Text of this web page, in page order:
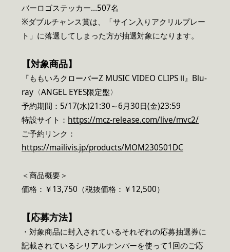
バーロゴステッカー…507名
※ダブルチャンス賞は、「サイン入りアクリルプレー
ト」に落選してしまった方が抽選対象になります。
【対象商品】
『ももいろクローバーZ MUSIC VIDEO CLIPS Ⅱ』Blu-
ray〈ANGEL EYES限定盤〉
予約期間：5/17(水)21:30～6月30日(金)23:59
特設サイト： https://mcz-release.com/live/mvc2/
ご予約リンク：
https://mailivis.jp/products/MOM230501DC
＜商品概要＞
価格：￥13,750（税抜価格：￥12,500）
【応募方法】
・対象商品に封入されているそれぞれの応募抽選券に
記載されているシリアルナンバーを使って1回のご応